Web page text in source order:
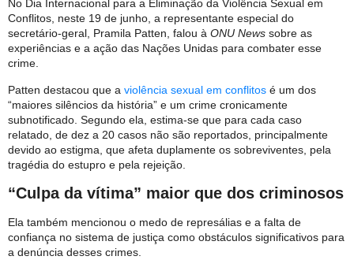
No Dia Internacional para a Eliminação da Violência Sexual em
Conflitos, neste 19 de junho, a representante especial do
secretário-geral, Pramila Patten, falou à ONU News sobre as
experiências e a ação das Nações Unidas para combater esse
crime.
Patten destacou que a violência sexual em conflitos é um dos
“maiores silêncios da história” e um crime cronicamente
subnotificado. Segundo ela, estima-se que para cada caso
relatado, de dez a 20 casos não são reportados, principalmente
devido ao estigma, que afeta duplamente os sobreviventes, pela
tragédia do estupro e pela rejeição.
“Culpa da vítima” maior que dos criminosos
Ela também mencionou o medo de represálias e a falta de
confiança no sistema de justiça como obstáculos significativos para
a denúncia desses crimes.